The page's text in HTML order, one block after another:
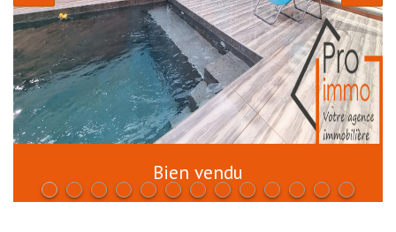
Bien vendu